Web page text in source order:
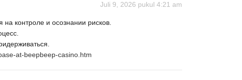
Juli 9, 2026 pukul 4:21 am
контроле и осознании рисков.
at-beepbeep-casino.htm